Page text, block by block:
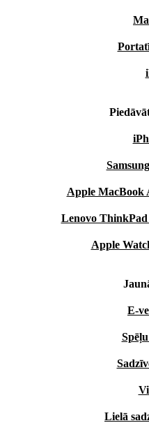
Apple MacBook
Lenovo ThinkPad
Apple
E-
Lielā